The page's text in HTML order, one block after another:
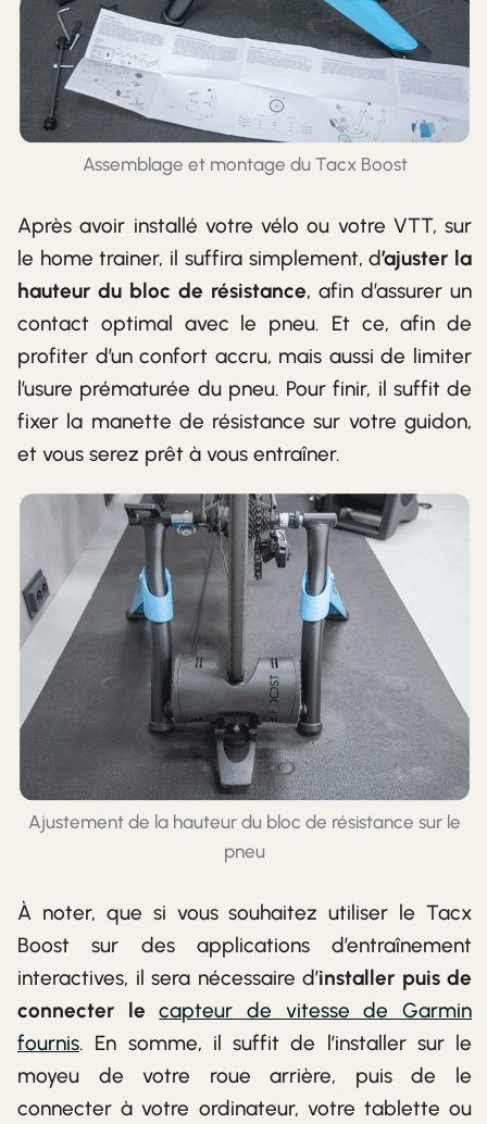
Assemblage et montage du Tacx Boost
Après avoir installé votre vélo ou votre VTT, sur
le home trainer, il suffira simplement, d’ajuster la
hauteur du bloc de résistance, afin d’assurer un
contact optimal avec le pneu. Et ce, afin de
profiter d’un confort accru, mais aussi de limiter
l’usure prématurée du pneu. Pour finir, il suffit de
fixer la manette de résistance sur votre guidon,
et vous serez prêt à vous entraîner.
Ajustement de la hauteur du bloc de résistance sur le
pneu
À noter, que si vous souhaitez utiliser le Tacx
Boost sur des applications d’entraînement
interactives, il sera nécessaire d’installer puis de
connecter lecapteur de vitesse de Garmin
fournis. En somme, il suffit de l’installer sur le
moyeu de votre roue arrière, puis de le
connecter à votre ordinateur, votre tablette ou